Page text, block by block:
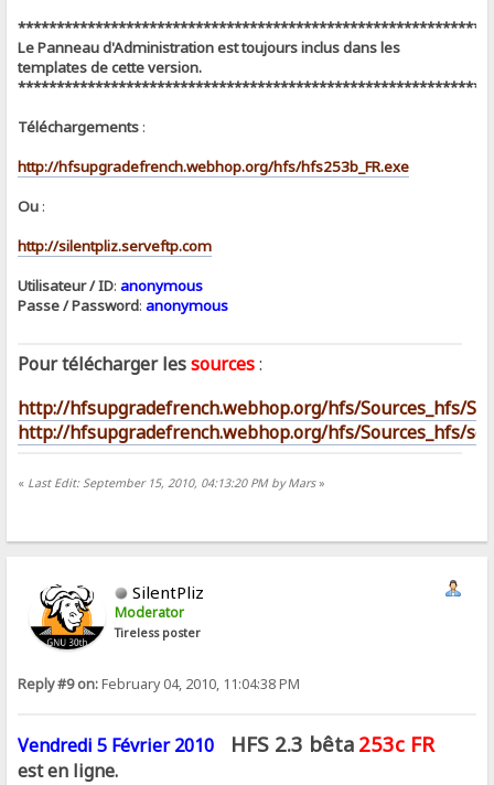
Le Panneau d'Administration est toujours inclus dans les
templates de cette version.
Téléchargements :
http://hfsupgradefrench.webhop.org/hfs/hfs253b_FR.exe
Ou :
http://silentpliz.serveftp.com
Utilisateur / ID:anonymous
Passe / Password:anonymous
Pour télécharger lessources:
http://hfsupgradefrench.webhop.org/hfs/Sources_hfs/
http://hfsupgradefrench.webhop.org/hfs/Sources_hfs/
« Last Edit: September 15, 2010, 04:13:20 PM by Mars»
SilentPliz
Moderator
Tireless poster
Reply #9 on:February 04, 2010, 11:04:38 PM
Vendredi 5 Février 2010 HFS 2.3 bêta 253c FR
est en ligne.